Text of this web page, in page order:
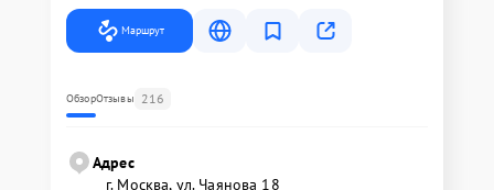
Маршрут
ОбзорОтзывы 216
Адрес
г. Москва, ул. Чаянова 18